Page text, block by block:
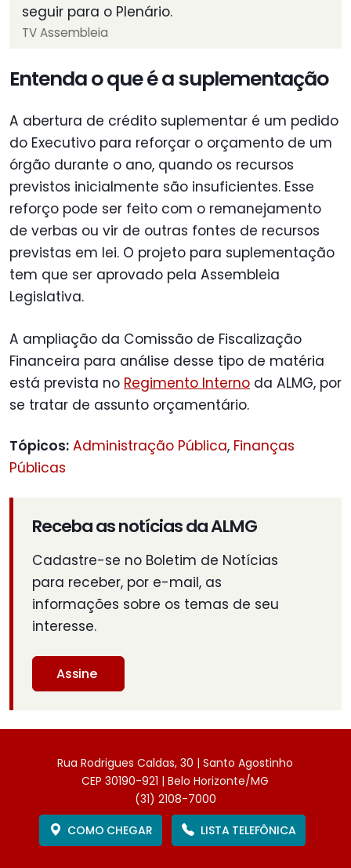
seguir para o Plenário.
TV Assembleia
Entenda o que é a suplementação
A abertura de crédito suplementar é um pedido
do Executivo para reforçar o orçamento de um
órgão durante o ano, quando os recursos
previstos inicialmente são insuficientes. Esse
reforço pode ser feito com o remanejamento
de verbas ou vir de outras fontes de recursos
previstas em lei. O projeto para suplementação
tem que ser aprovado pela Assembleia
Legislativa.
A ampliação da Comissão de Fiscalização
Financeira para análise desse tipo de matéria
está prevista no Regimento Interno da ALMG, por
se tratar de assunto orçamentário.
Tópicos: Administração Pública, Finanças
Públicas
Receba as notícias da ALMG
Cadastre-se no Boletim de Notícias
para receber, por e-mail, as
informações sobre os temas de seu
interesse.
Assine
Rua Rodrigues Caldas, 30 | Santo Agostinho
CEP 30190-921 | Belo Horizonte/MG
(31) 2108-7000
COMO CHEGAR
LISTA TELEFÔNICA